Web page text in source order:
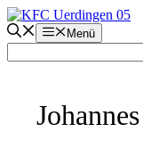
Zum
Inhalt
springen
Menü